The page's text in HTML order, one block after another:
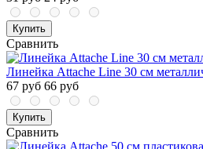
Купить
Сравнить
Линейка Attache Line 30 см
67 руб 66 руб
Купить
Сравнить